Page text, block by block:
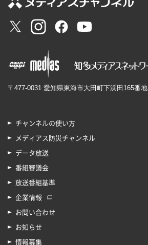
〒477-0031 愛知県東海市大田町下浜田165番地
チャンネルの使い方
メディアス防災チャンネル
データ放送
番組審議会
放送番組基準
企業情報
お問い合わせ
お知らせ
情報募集